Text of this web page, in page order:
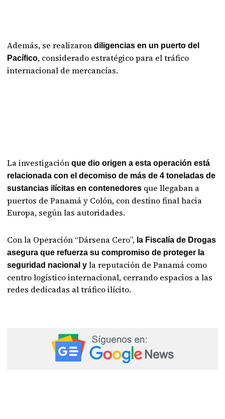
Además, se realizaron diligencias en un puerto del
Pacífico, considerado estratégico para el tráfico
internacional de mercancías.
La investigaciónque dio origen a esta operación está
relacionada con el decomiso de más de 4 toneladas de
sustancias ilícitas en contenedores que llegaban a
puertos de Panamá y Colón, con destino final hacia
Europa, según las autoridades.
Con la Operación “Dársena Cero”, la Fiscalía de Drogas
asegura que refuerza su compromiso de proteger la
seguridad nacional y la reputación de Panamá como
centro logístico internacional, cerrando espacios a las
redes dedicadas al tráfico ilícito.